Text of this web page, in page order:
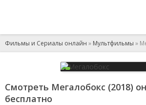
Фильмы и Сериалы онлайн » Мультфильмы »
Смотреть Мегалобокс (2018)
бесплатно